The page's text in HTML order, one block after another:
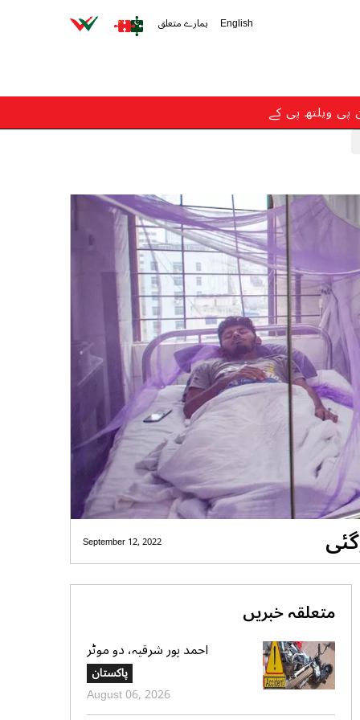
English ہمارے متعلق
پی ویلتھ پی کے
September 12, 2022
متعلقہ خبریں
احمد پور شرقیہ، دو موٹر
سائیکلوں میں تصادم، 2 افراد
جاں بحق، 3 زخمیپاکستان
August 06, 2026